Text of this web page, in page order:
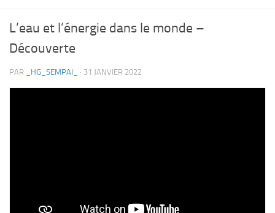
L’eau et l’énergie dans le monde –
Découverte
PAR _HG_SEMPAI_ · 31 JANVIER 2022